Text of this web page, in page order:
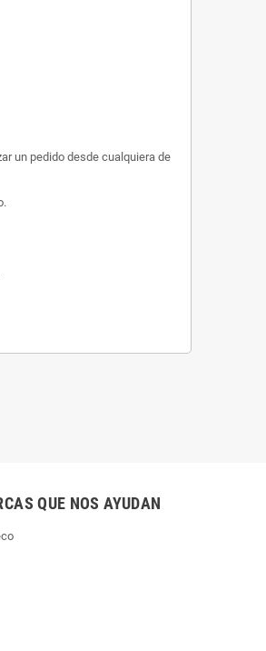
un pedido desde cualquiera de
QUE NOS AYUDAN